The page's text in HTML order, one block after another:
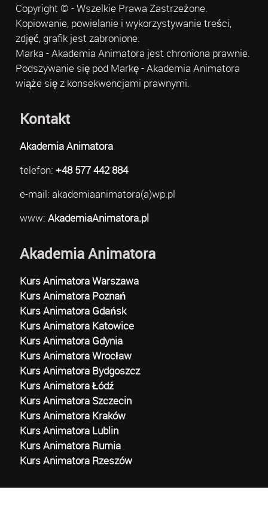
Copyright © - Wszelkie Prawa Zastrzeżone.
Kopiowanie, powielanie i wykorzystywanie treści,
zdjęć, grafik jest zabronione.
Marka - Akademia Animatora jest chroniona prawnie.
Podszywanie się pod Markę - Akademia Animatora
wiąże się z konsekwencjami prawnymi.
Kontakt
Akademia Animatora
telefon: +48 577 442 884
e-mail: akademiaanimatora(a)wp.pl
www: AkademiaAnimatora.pl
Akademia Animatora
Kurs Animatora Warszawa
Kurs Animatora Poznań
Kurs Animatora Gdańsk
Kurs Animatora Katowice
Kurs Animatora Gdynia
Kurs Animatora Wrocław
Kurs Animatora Bydgoszcz
Kurs Animatora Łódź
Kurs Animatora Szczecin
Kurs Animatora Kraków
Kurs Animatora Lublin
Kurs Animatora Rumia
Kurs Animatora Rzeszów